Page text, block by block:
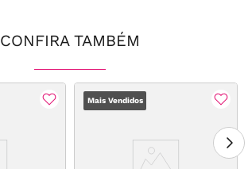
CONFIRA TAMBÉM
Mais Vendidos